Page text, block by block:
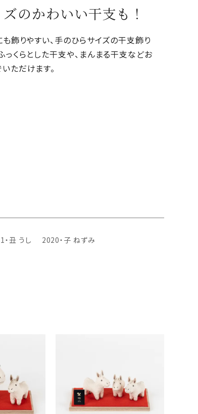
のかわいい干支も！
も飾りやすい、手のひらサイズの干支飾り
っくらとした干支や、まんまる干支などお
ただけます。
・丑 うし 2020・子 ねずみ